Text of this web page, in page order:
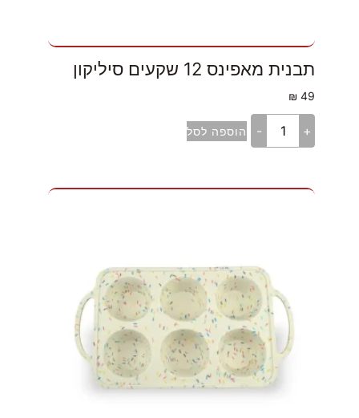
תבנית מאפינס 12 שקעים סיליקון
49
₪
+
- הוספה לסל